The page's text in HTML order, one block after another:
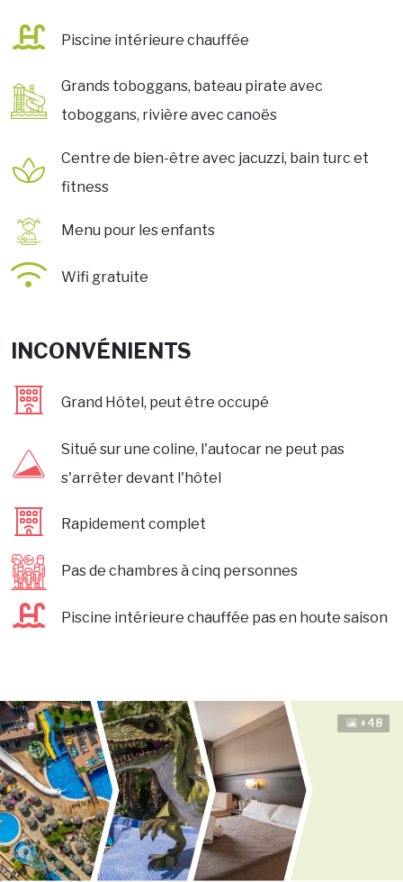
Piscine intérieure chauffée
Grands toboggans, bateau pirate avec
toboggans, rivière avec canoës
Centre de bien-être avec jacuzzi, bain turc et
fitness
Menu pour les enfants
Wifi gratuite
INCONVÉNIENTS
Grand Hôtel, peut être occupé
Situé sur une coline, l'autocar ne peut pas
s'arrêter devant l'hôtel
Rapidement complet
Pas de chambres à cinq personnes
Piscine intérieure chauffée pas en houte saison
+48